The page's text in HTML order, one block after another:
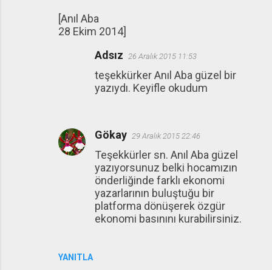
[Anıl Aba
28 Ekim 2014]
YANITLA
Adsız 26 Aralık 2015 11:53
teşekkürker Anıl Aba güzel bir
yazıydı. Keyifle okudum
Gökay 29 Aralık 2015 22:46
Teşekkürler sn. Anıl Aba güzel
yazıyorsunuz belki hocamızın
önderliğinde farklı ekonomi
yazarlarının buluştuğu bir
platforma dönüşerek özgür
ekonomi basınını kurabilirsiniz.